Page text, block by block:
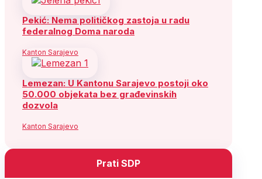
Pekić: Nema političkog zastoja u radu
federalnog Doma naroda
Kanton Sarajevo
Lemezan: U Kantonu Sarajevo postoji oko
50.000 objekata bez građevinskih
dozvola
Kanton Sarajevo
Prati SDP